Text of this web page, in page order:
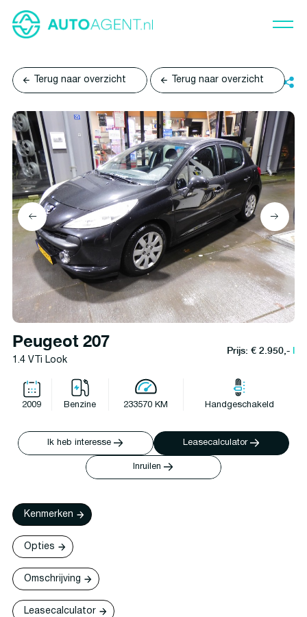
Terug naar overzicht Terug naar overzicht
Peugeot 207
1.4 VTi Look
Prijs: € 2.950,-l
2009 Benzine 233570 KM Handgeschakeld
Ik heb interesse Leasecalculator
Inruilen
Kenmerken
Opties
Omschrijving
Leasecalculator